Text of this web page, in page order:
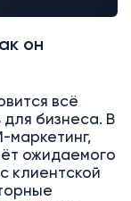
он
всё
бизнеса. В
маркетинг,
ожидаемого
клиентской